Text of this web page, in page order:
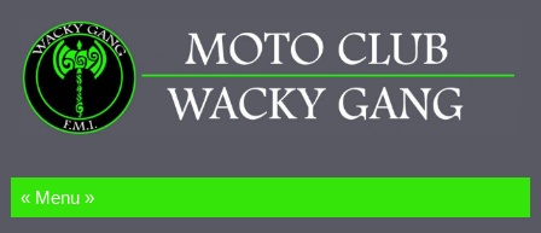
Salta al contenuto